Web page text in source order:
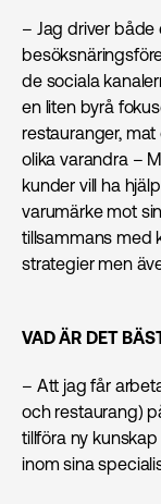
– Jag driver
de sociala
en liten byrå
restauranger,
olika varandra –
kunder vill ha
varumärke mot
tillsammans med
strategier men
VAD ÄR DET
– Att jag får
och restaurang)
tillföra ny
inom sina